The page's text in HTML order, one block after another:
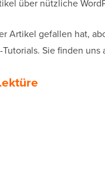
über nützliche
Artikel gefallen hat,
Sie finden uns